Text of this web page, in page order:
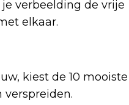
verbeelding de vrije
elkaar.
kiest de 10 mooiste